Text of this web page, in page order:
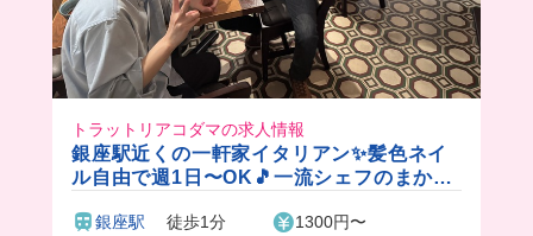
トラットリアコダマの求人情報
銀座駅近くの一軒家イタリアン✨髪色ネイ
ル自由で週1日〜OK🎵一流シェフのまかな
ます♪
銀座駅 徒歩1分 1300円〜